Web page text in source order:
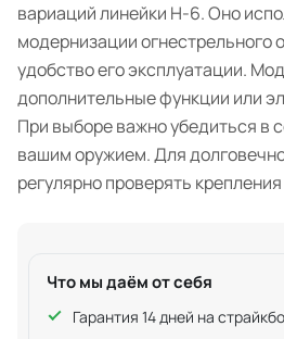
вариаций линейки Н-6. Оно
модернизации огнестрельного
удобство его эксплуатации.
дополнительные функции или
При выборе важно убедиться в
вашим оружием. Для
регулярно проверять
Что мы даём от себя
Гарантия 14 дней на